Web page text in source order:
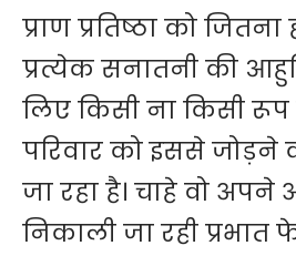
प्राण प्रतिष्ठा को
प्रत्येक सनातनी की
लिए किसी ना किसी रूप
परिवार को इससे जोड़ने
जा रहा है। चाहे वो अपने
निकाली जा रही प्रभात